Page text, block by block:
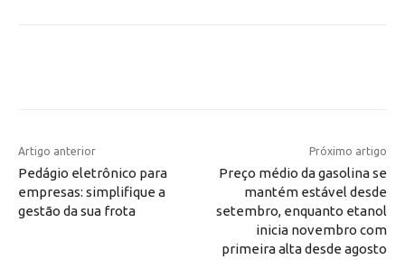
Artigo anterior
Pedágio eletrônico para
empresas: simplifique a
gestão da sua frota
Próximo artigo
Preço médio da gasolina se
mantém estável desde
setembro, enquanto etanol
inicia novembro com
primeira alta desde agosto